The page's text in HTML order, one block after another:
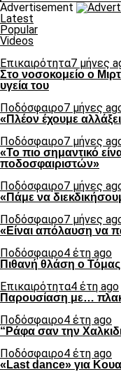
Advertisement
Latest
Popular
Videos
Επικαιρότητα7 μήνες
Στο νοσοκομείο ο
υγεία του
Ποδόσφαιρο7 μήνες
«Πλέον έχουμε
Ποδόσφαιρο7 μήνες
«Το πιο σημαντικό
ποδοσφαιριστών»
Ποδόσφαιρο7 μήνες
«Πάμε να
Ποδόσφαιρο7 μήνες
«Είναι απόλαυση να
Ποδόσφαιρο4 έτη ago
Πιθανή θλάση ο Τόμας
Επικαιρότητα4 έτη ago
Παρουσίαση με…
Ποδόσφαιρο4 έτη ago
“Ράφα σαν την
Ποδόσφαιρο4 έτη ago
«Last dance» για